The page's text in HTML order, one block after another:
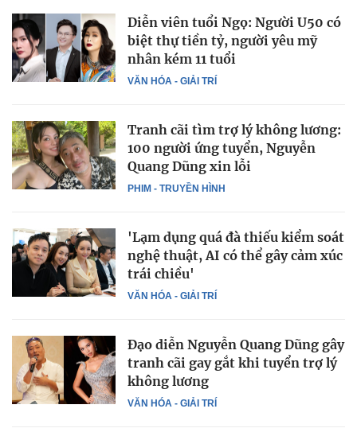
VĂN HÓA - GIẢI TRÍ
Diễn viên tuổi Ngọ: Người U50 có
biệt thự tiền tỷ, người yêu mỹ
nhân kém 11 tuổi
PHIM - TRUYỀN HÌNH
Tranh cãi tìm trợ lý không lương:
100 người ứng tuyển, Nguyễn
Quang Dũng xin lỗi
VĂN HÓA - GIẢI TRÍ
'Lạm dụng quá đà thiếu kiểm soát
nghệ thuật, AI có thể gây cảm xúc
trái chiều'
VĂN HÓA - GIẢI TRÍ
Đạo diễn Nguyễn Quang Dũng gây
tranh cãi gay gắt khi tuyển trợ lý
không lương